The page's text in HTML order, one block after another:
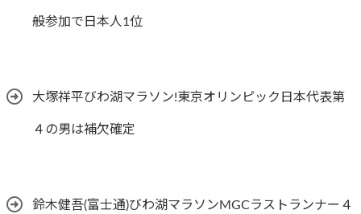
般参加で日本人1位
大塚祥平びわ湖マラソン!東京オリンピック日本代表第
４の男は補欠確定
鈴木健吾(富士通)びわ湖マラソンMGCラストランナー４